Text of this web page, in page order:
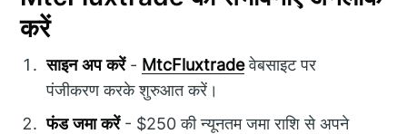
करें
साइन अप करें- MtcFluxtradeवेबसाइट पर
पंजीकरण करके शुरुआत करें।
फंड जमा करें- $250 की न्यूनतम जमा राशि से अपने